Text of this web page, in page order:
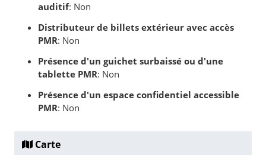
auditif: Non
Distributeur de billets extérieur avec accès
PMR: Non
Présence d'un guichet surbaissé ou d'une
tablette PMR: Non
Présence d'un espace confidentiel accessible
PMR: Non
Carte